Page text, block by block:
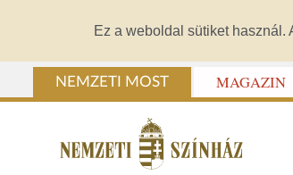
Ez a weboldal sütiket használ.
NEMZETI MOST MAGAZIN